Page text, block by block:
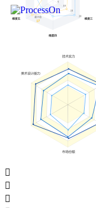


